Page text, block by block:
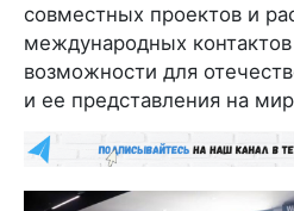
совместных проектов и
международных
возможности для
и ее представления на